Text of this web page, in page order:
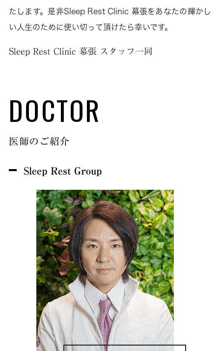
たします。是非Sleep Rest Clinic 幕張をあなたの輝かし
い人生のために使い切って頂けたら幸いです。
Sleep Rest Clinic 幕張 スタッフ一同
DOCTOR
医師のご紹介
Sleep Rest Group